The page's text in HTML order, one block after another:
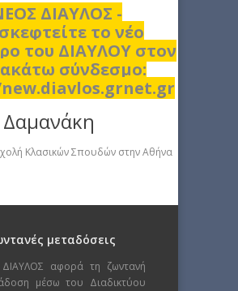
ΔΙΑΥΛΟΣ -
το νέο
του ΔΙΑΥΛΟΥ στον
σύνδεσμο:
Δαμανάκη
Κλασικών Σπουδών στην Αθήνα
μεταδόσεις
αφορά τη ζωντανή
μέσω του Διαδικτύου